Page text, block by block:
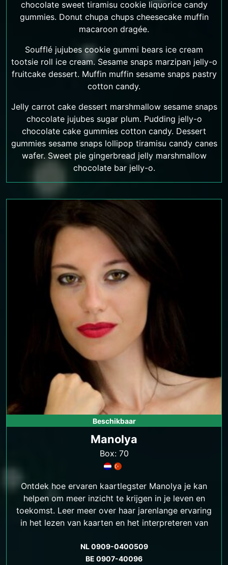
chocolate sweet tiramisu cookie liquorice candy
gummies. Donut chupa chups cheesecake muffin
macaroon dragée.
Soufflé jujubes cookie gummi bears ice cream
tootsie roll ice cream. Sesame snaps marzipan jelly-o
fruitcake dessert. Muffin muffin sesame snaps pastry
cotton candy.
Jelly carrot cake dessert marshmallow sesame snaps
chocolate jujubes sugar plum. Pudding jelly-o
chocolate cake gummies cotton candy. Dessert
gummies sesame snaps lollipop tiramisu candy canes
wafer. Sweet pie gingerbread jelly marshmallow
chocolate bar jelly-o.
Beschikbaar
Manolya
Box: 70
Ontdek hoe ervaren kaartlegster Manolya je kan
helpen om meer inzicht te krijgen in je leven en
toekomst. Leer meer over haar jarenlange ervaring
in het lezen van kaarten en het interpreteren van
NL 0909-0400509
BE 0907-40096